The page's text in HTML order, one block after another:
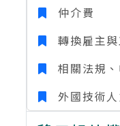
仲介費
轉換雇主
相關法規
外國技術